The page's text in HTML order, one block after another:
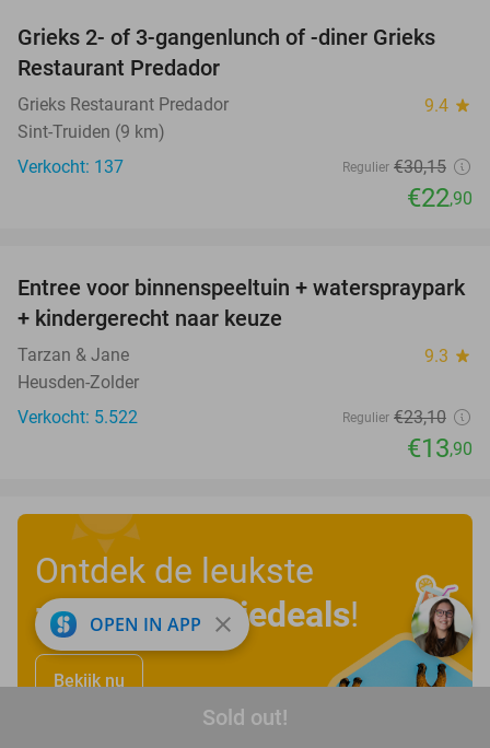
Sold out!
24%
Grieks 2- of 3-gangenlunch of -diner Grieks
Restaurant Predador
Grieks Restaurant Predador 9.4 star
Sint-Truiden (9 km)
Verkocht: 137
Regulier €30,15
€22,90
40%
Entree voor binnenspeeltuin + waterspraypark
+ kindergerecht naar keuze
Tarzan & Jane 9.3 star
Heusden-Zolder
Verkocht: 5.522
Regulier €23,10
€13,90
Ontdek de leukste
zomervakantiedeals!
Bekijk nu
OPEN IN APP close